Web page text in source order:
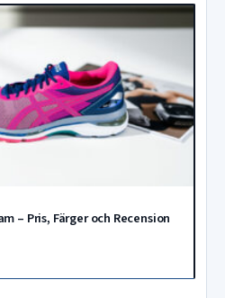
– Pris, Färger och Recension